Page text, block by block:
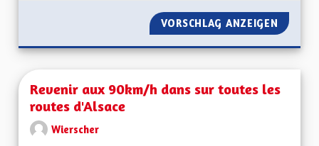
VORSCHLAG ANZEIGEN
Revenir aux 90km/h dans sur toutes les
routes d'Alsace
Wierscher